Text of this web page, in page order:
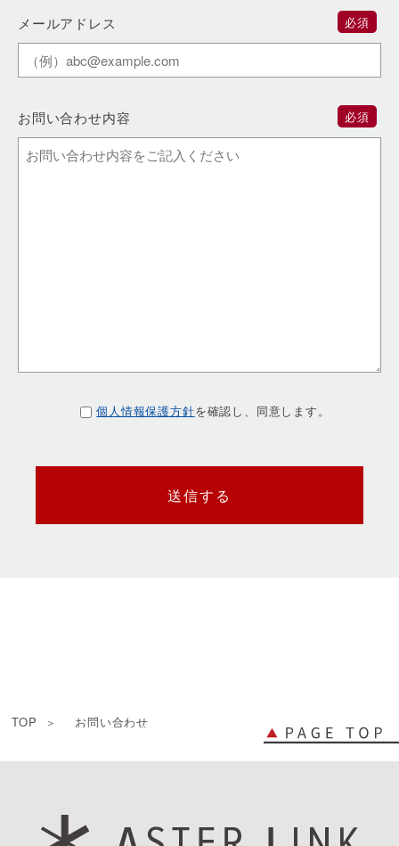
メールアドレス 必須
お問い合わせ内容 必須
個人情報保護方針を確認し、同意します。
TOP お問い合わせ